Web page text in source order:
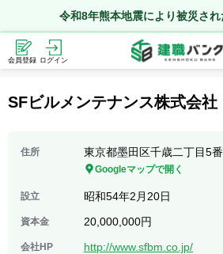
令和8年熊本地震により被災さ
会員登録 ログイン
SFビルメンテナンス株式会社
住所 東京都墨田区千歳二丁目5
Googleマップで開く
設立 昭和54年2月20日
資本金 20,000,000円
会社HP http://www.sfbm.co.jp/